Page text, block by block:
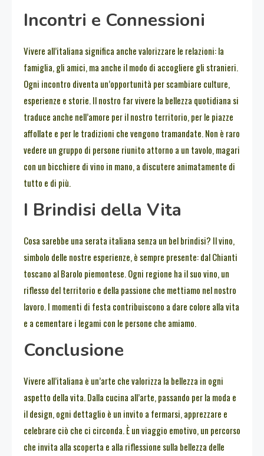
Incontri e Connessioni
Vivere all’italiana significa anche valorizzare le relazioni: la
famiglia, gli amici, ma anche il modo di accogliere gli stranieri.
Ogni incontro diventa un’opportunità per scambiare culture,
esperienze e storie. Il nostro far vivere la bellezza quotidiana si
traduce anche nell’amore per il nostro territorio, per le piazze
affollate e per le tradizioni che vengono tramandate. Non è raro
vedere un gruppo di persone riunito attorno a un tavolo, magari
con un bicchiere di vino in mano, a discutere animatamente di
tutto e di più.
I Brindisi della Vita
Cosa sarebbe una serata italiana senza un bel brindisi? Il vino,
simbolo delle nostre esperienze, è sempre presente: dal Chianti
toscano al Barolo piemontese. Ogni regione ha il suo vino, un
riflesso del territorio e della passione che mettiamo nel nostro
lavoro. I momenti di festa contribuiscono a dare colore alla vita
e a cementare i legami con le persone che amiamo.
Conclusione
Vivere all’italiana è un’arte che valorizza la bellezza in ogni
aspetto della vita. Dalla cucina all’arte, passando per la moda e
il design, ogni dettaglio è un invito a fermarsi, apprezzare e
celebrare ciò che ci circonda. È un viaggio emotivo, un percorso
che invita alla scoperta e alla riflessione sulla bellezza delle